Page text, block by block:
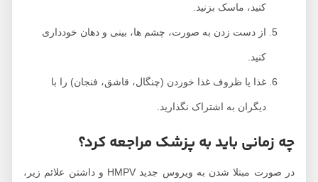
کنید، ماسک بزنید.
از دست زدن به صورت، چشم ها، بینی و دهان خودداری
غذا یا ظروف غذا خوردن (چنگال، قاشق، فنجان) را با
دیگران به اشتراک نگذارید.
چه زمانی باید به پزشک مراجعه کرد؟
در صورت مبتلا شدن به ویروس جدید HMPV و داشتن علائم زیر،